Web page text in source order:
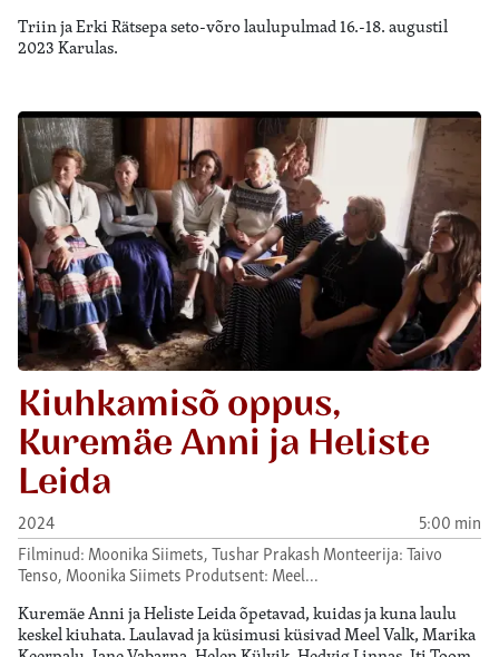
Triin ja Erki Rätsepa seto-võro laulupulmad 16.-18. augustil
2023 Karulas.
Kiuhkamisõ oppus,
Kuremäe Anni ja Heliste
Leida
2024
5:00 min
Filminud: Moonika Siimets, Tushar Prakash Monteerija: Taivo
Tenso, Moonika Siimets Produtsent: Meel…
Kuremäe Anni ja Heliste Leida õpetavad, kuidas ja kuna laulu
keskel kiuhata. Laulavad ja küsimusi küsivad Meel Valk, Marika